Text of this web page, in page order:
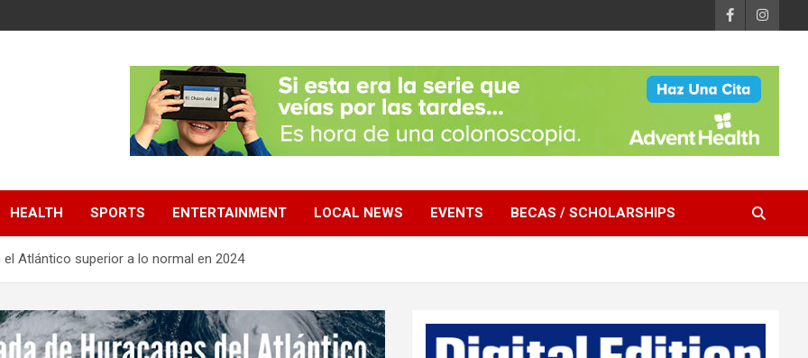
HEALTH SPORTS ENTERTAINMENT LOCAL NEWS EVENTS BECAS / SCHOLARSHIPS
Atlántico superior a lo normal en 2024